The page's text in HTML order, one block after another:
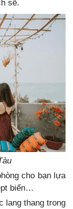
sẽ.
cho bạn lựa
biển…
lang thang trong